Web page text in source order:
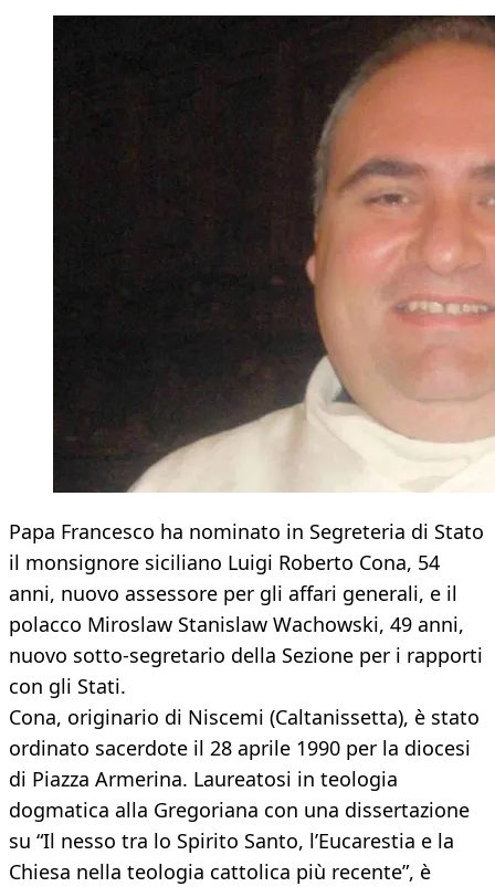
Papa Francesco ha nominato in Segreteria di Stato
il monsignore siciliano Luigi Roberto Cona, 54
anni, nuovo assessore per gli affari generali, e il
polacco Miroslaw Stanislaw Wachowski, 49 anni,
nuovo sotto-segretario della Sezione per i rapporti
con gli Stati.
Cona, originario di Niscemi (Caltanissetta), è stato
ordinato sacerdote il 28 aprile 1990 per la diocesi
di Piazza Armerina. Laureatosi in teologia
dogmatica alla Gregoriana con una dissertazione
su “Il nesso tra lo Spirito Santo, l’Eucarestia e la
Chiesa nella teologia cattolica più recente”, è